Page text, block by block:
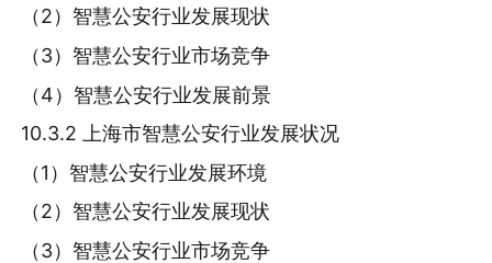
（2）智慧公安行业发展现状
（3）智慧公安行业市场竞争
（4）智慧公安行业发展前景
10.3.2 上海市智慧公安行业发展状况
（1）智慧公安行业发展环境
（2）智慧公安行业发展现状
（3）智慧公安行业市场竞争